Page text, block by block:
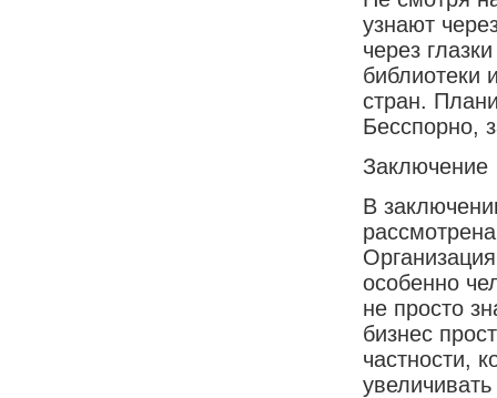
узнают
через
библиотеки
стран.
Бесспорно,
Заключение
В
особенно
не просто
бизнес
частности,